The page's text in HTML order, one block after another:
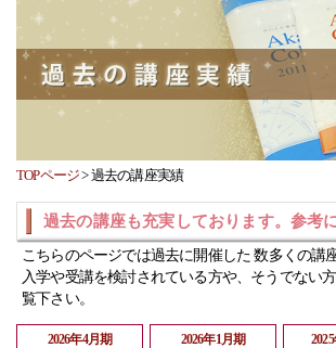
TOPページ>過去の講座実績
過去の講座も充実しております。参考
こちらのページでは過去に開催した 数多くの講
入学や受講を検討されている方や、そうでない
覧下さい。
2026年4月期 2026年1月期